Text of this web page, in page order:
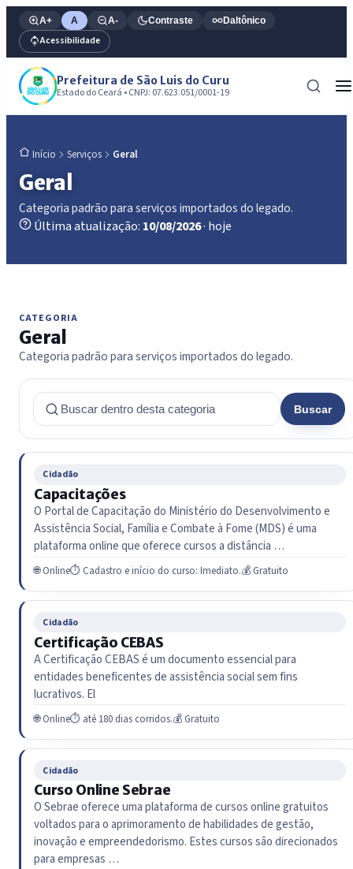
A+ A A- Contraste Daltônico
Acessibilidade
Prefeitura de São Luis do Curu
Estado do Ceará • CNPJ: 07.623.051/0001-19
Início Serviços Geral
Geral
Categoria padrão para serviços importados do legado.
Última atualização: 10/08/2026· hoje
CATEGORIA
Geral
Categoria padrão para serviços importados do legado.
Buscar
Cidadão
Capacitações
O Portal de Capacitação do Ministério do Desenvolvimento e
Assistência Social, Família e Combate à Fome (MDS) é uma
plataforma online que oferece cursos a distância …
🌐 Online⏱ Cadastro e início do curso: Imediato.💰 Gratuito
Cidadão
Certificação CEBAS
A Certificação CEBAS é um documento essencial para
entidades beneficentes de assistência social sem fins
lucrativos. El
🌐 Online⏱ até 180 dias corridos.💰 Gratuito
Cidadão
Curso Online Sebrae
O Sebrae oferece uma plataforma de cursos online gratuitos
voltados para o aprimoramento de habilidades de gestão,
inovação e empreendedorismo. Estes cursos são direcionados
para empresas …